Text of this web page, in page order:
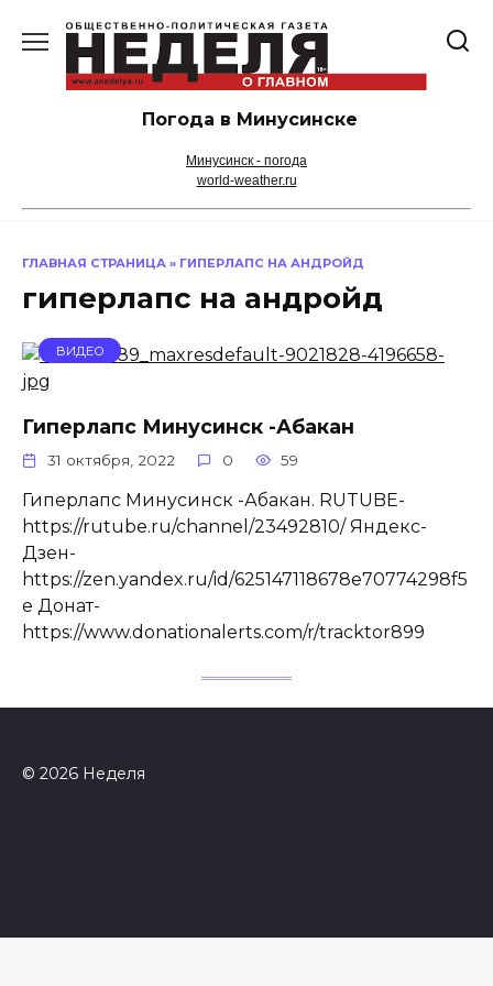
содержанию
Погода в Минусинске
Минусинск - погода
world-weather.ru
ГЛАВНАЯ СТРАНИЦА » ГИПЕРЛАПС НА АНДРОЙД
гиперлапс на андройд
ВИДЕО
Гиперлапс Минусинск -Абакан
31 октября, 2022 0 59
Гиперлапс Минусинск -Абакан. RUTUBE-
https://rutube.ru/channel/23492810/ Яндекс-
Дзен-
https://zen.yandex.ru/id/625147118678e70774298f5
e Донат-
https://www.donationalerts.com/r/tracktor899
© 2026 Неделя